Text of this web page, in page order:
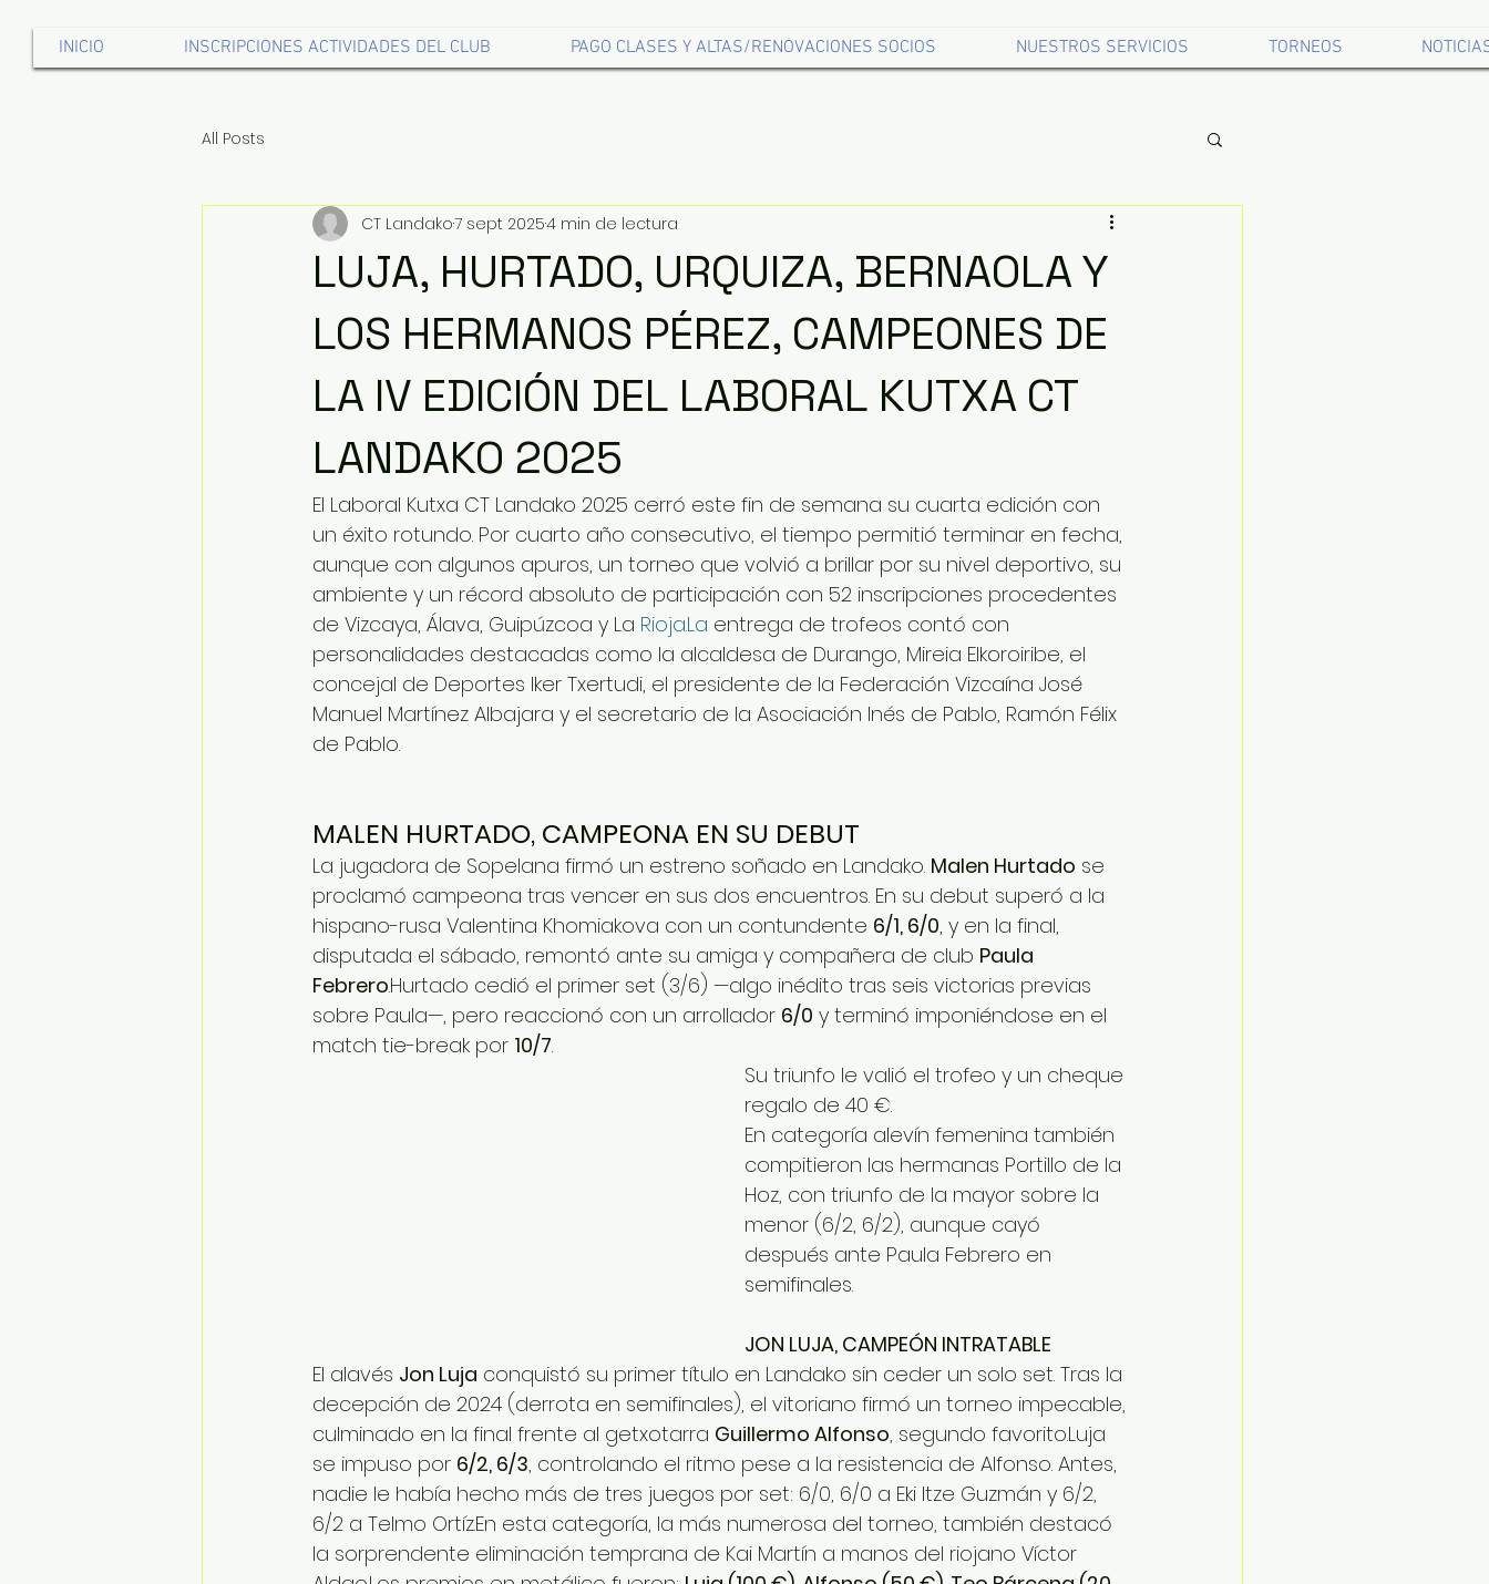
INICIO INSCRIPCIONES ACTIVIDADES DEL CLUB PAGO CLASES Y ALTAS/RENOVACIONES SOCIOS NUESTROS SERVICIOS TORNEOS
All Posts
LUJA, HURTADO, URQUIZA, BERNAOLA Y
LOS HERMANOS PÉREZ, CAMPEONES DE
LA IV EDICIÓN DEL LABORAL KUTXA CT
LANDAKO 2025
CT Landako7 sept 20254 min de lectura
El Laboral Kutxa CT Landako 2025 cerró este fin de semana su cuarta edición con
un éxito rotundo. Por cuarto año consecutivo, el tiempo permitió terminar en fecha,
aunque con algunos apuros, un torneo que volvió a brillar por su nivel deportivo, su
ambiente y un récord absoluto de participación con 52 inscripciones procedentes
de Vizcaya, Álava, Guipúzcoa y La Rioja.La entrega de trofeos contó con
personalidades destacadas como la alcaldesa de Durango, Mireia Elkoroiribe, el
concejal de Deportes Iker Txertudi, el presidente de la Federación Vizcaína José
Manuel Martínez Albajara y el secretario de la Asociación Inés de Pablo, Ramón Félix
de Pablo.
MALEN HURTADO, CAMPEONA EN SU DEBUT
La jugadora de Sopelana firmó un estreno soñado en Landako. Malen Hurtado se
proclamó campeona tras vencer en sus dos encuentros. En su debut superó a la
hispano-rusa Valentina Khomiakova con un contundente 6/1, 6/0, y en la final,
disputada el sábado, remontó ante su amiga y compañera de club Paula
Febrero.Hurtado cedió el primer set (3/6) —algo inédito tras seis victorias previas
sobre Paula—, pero reaccionó con un arrollador 6/0 y terminó imponiéndose en el
match tie-break por 10/7.
Su triunfo le valió el trofeo y un cheque
regalo de 40 €.
En categoría alevín femenina también
compitieron las hermanas Portillo de la
Hoz, con triunfo de la mayor sobre la
menor (6/2, 6/2), aunque cayó
después ante Paula Febrero en
semifinales.
JON LUJA, CAMPEÓN INTRATABLE
El alavés Jon Luja conquistó su primer título en Landako sin ceder un solo set. Tras la
decepción de 2024 (derrota en semifinales), el vitoriano firmó un torneo impecable,
culminado en la final frente al getxotarra Guillermo Alfonso, segundo favorito.Luja
se impuso por 6/2, 6/3, controlando el ritmo pese a la resistencia de Alfonso. Antes,
nadie le había hecho más de tres juegos por set: 6/0, 6/0 a Eki Itze Guzmán y 6/2,
6/2 a Telmo Ortíz.En esta categoría, la más numerosa del torneo, también destacó
la sorprendente eliminación temprana de Kai Martín a manos del riojano Víctor